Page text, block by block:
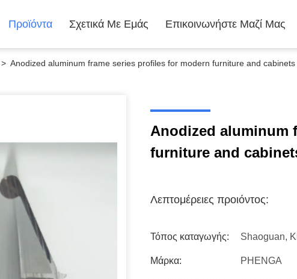
Προϊόντα Σχετικά Με Εμάς Επικοινωνήστε Μαζί Μας
> Anodized aluminum frame series profiles for modern furniture and cabinets
Anodized aluminum
furniture and
Λεπτομέρειες προιόντος:
Τόπος καταγωγής: Shaoguan,
Μάρκα: PHENGA